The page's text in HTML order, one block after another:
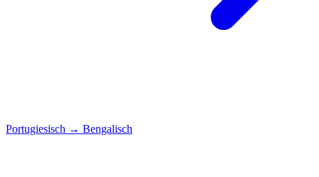
Portugiesisch → Bengalisch